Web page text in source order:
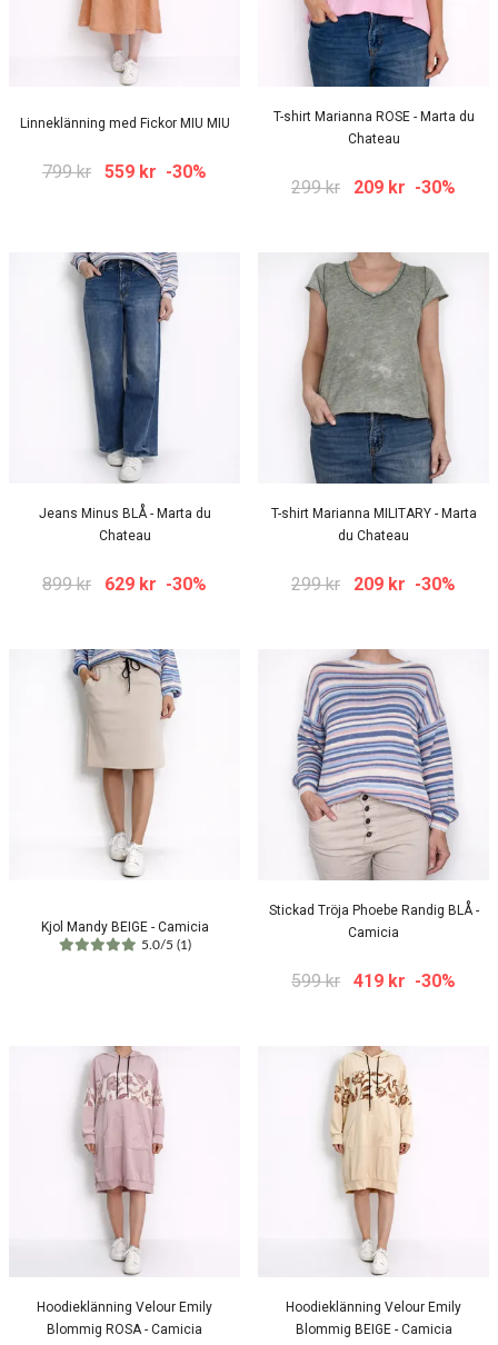
Linneklänning med Fickor MIU MIU
799 kr 559 kr -30%
T-shirt Marianna ROSE - Marta du
Chateau
299 kr 209 kr -30%
Jeans Minus BLÅ - Marta du
Chateau
899 kr 629 kr -30%
T-shirt Marianna MILITARY - Marta
du Chateau
299 kr 209 kr -30%
Kjol Mandy BEIGE - Camicia
5.0/5 (1)
Stickad Tröja Phoebe Randig BLÅ -
Camicia
599 kr 419 kr -30%
Hoodieklänning Velour Emily
Blommig ROSA - Camicia
Hoodieklänning Velour Emily
Blommig BEIGE - Camicia